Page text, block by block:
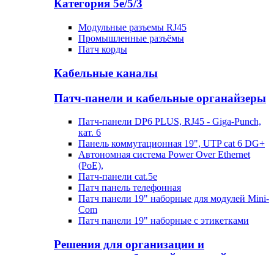
Категория 5е/5/3
Модульные разъемы RJ45
Промышленные разъёмы
Патч корды
Кабельные каналы
Патч-панели и кабельные органайзеры
Патч-панели DP6 PLUS, RJ45 - Giga-Punch,
кат. 6
Панель коммутационная 19", UTP cat 6 DG+
Автономная система Power Over Ethernet
(PoE),
Патч-панели cat.5e
Патч панель телефонная
Патч панели 19" наборные для модулей Mini-
Com
Патч панели 19" наборные с этикетками
Решения для организации и